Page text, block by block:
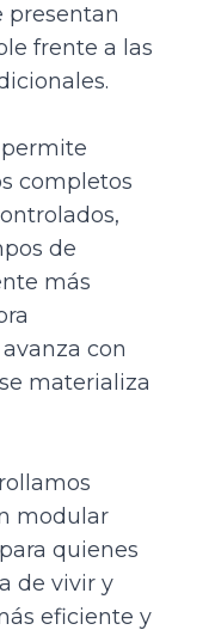
presentan
frente a las
permite
completos
de
más
con
materializa
modular
quienes
de vivir y
eficiente y